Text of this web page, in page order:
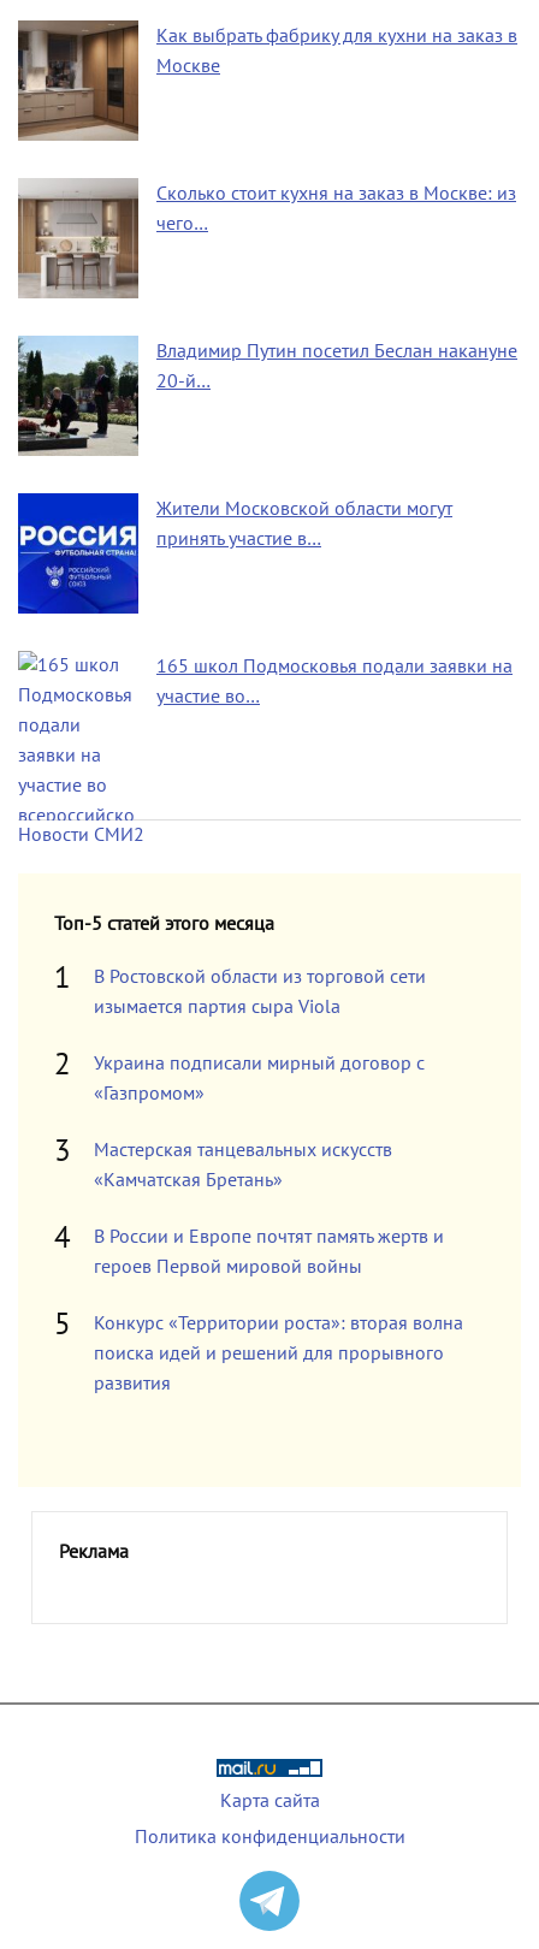
Как выбрать фабрику для кухни на заказ в
Москве
Сколько стоит кухня на заказ в Москве: из
чего…
Владимир Путин посетил Беслан накануне
20-й…
Жители Московской области могут
принять участие в…
165 школ Подмосковья подали заявки на
участие во…
Новости СМИ2
Топ-5 статей этого месяца
В Ростовской области из торговой сети
изымается партия сыра Viola
Украина подписали мирный договор с
«Газпромом»
Мастерская танцевальных искусств
«Камчатская Бретань»
В России и Европе почтят память жертв и
героев Первой мировой войны
Конкурс «Территории роста»: вторая волна
поиска идей и решений для прорывного
развития
Реклама
Карта сайта
Политика конфиденциальности